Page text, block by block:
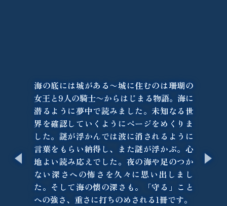
海の底には城がある〜城に住むのは珊瑚の
女王と9人の騎士〜からはじまる物語。海に
潜るように夢中で読みました。未知なる世
界を確認していくようにページをめくりま
した。謎が浮かんでは波に消されるように
言葉をもらい納得し、また謎が浮かぶ。心
地よい読み応えでした。夜の海や足のつか
ない深さへの怖さを久々に思い出しまし
た。そして海の懐の深さも。「守る」こと
への強さ、重さに打ちのめされる1冊です。